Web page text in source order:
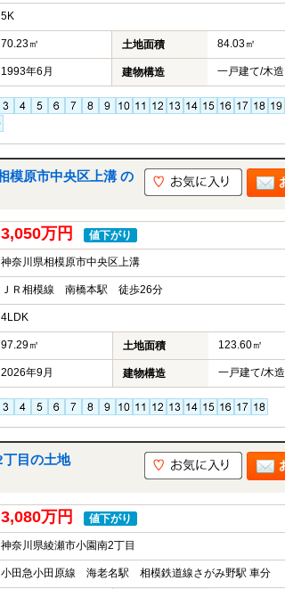
5K
70.23㎡ 土地面積 84.03㎡
1993年6月 建物構造 一戸建て/木造
原市中央区上溝 の
3,050万円 値下がり
神奈川県相模原市中央区上溝
ＪＲ相模線 南橋本駅 徒歩26分
4LDK
97.29㎡ 土地面積 123.60㎡
2026年9月 建物構造 一戸建て/木造
目の土地
3,080万円 値下がり
神奈川県綾瀬市小園南2丁目
小田急小田原線 海老名駅 相模鉄道線さがみ野駅 車分